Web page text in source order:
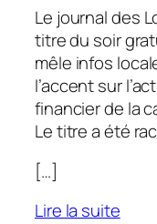
Le journal des
titre du soir
mêle infos
l’accent sur
financier de la
Le titre a été
[…]
Lire la suite